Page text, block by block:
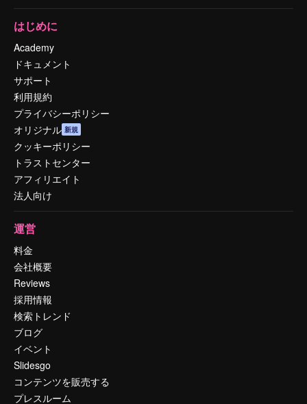
はじめに
Academy
ドキュメント
サポート
利用規約
プライバシーポリシー
オリジナル 新規
クッキーポリシー
トラストセンター
アフィリエイト
法人向け
運営
料金
会社概要
Reviews
採用情報
検索トレンド
ブログ
イベント
Slidesgo
コンテンツを販売する
プレスルーム